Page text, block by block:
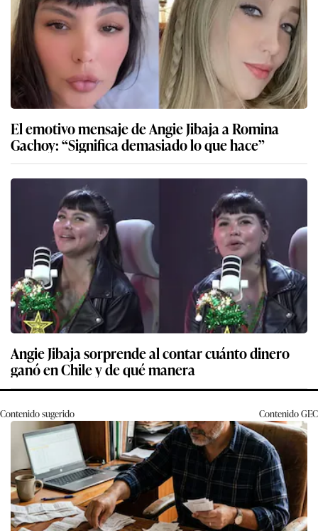
El emotivo mensaje de Angie Jibaja a Romina
Gachoy: “Significa demasiado lo que hace”
Angie Jibaja sorprende al contar cuánto dinero
ganó en Chile y de qué manera
Contenido sugerido ContenidoGEC